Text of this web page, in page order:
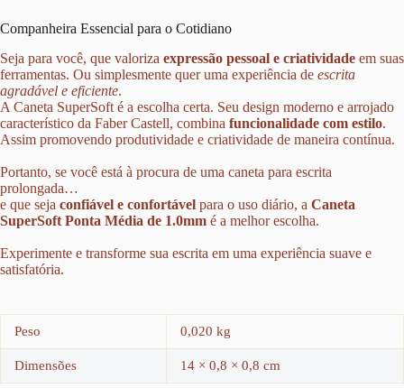
Companheira Essencial para o Cotidiano
Seja para você, que valoriza expressão pessoal e criatividade em suas
ferramentas. Ou simplesmente quer uma experiência de escrita
agradável e eficiente.
A Caneta SuperSoft é a escolha certa. Seu design moderno e arrojado
característico da Faber Castell, combina funcionalidade com estilo.
Assim promovendo produtividade e criatividade de maneira contínua.
Portanto, se você está à procura de uma caneta para escrita
prolongada…
e que seja confiável e confortável para o uso diário, a Caneta
SuperSoft Ponta Média de 1.0mm é a melhor escolha.
Experimente e transforme sua escrita em uma experiência suave e
satisfatória.
Peso 0,020 kg
Dimensões 14 × 0,8 × 0,8 cm